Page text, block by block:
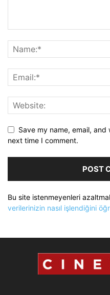
Save my name, email,
next time I comment.
Bu site istenmeyenleri
verilerinizin nasıl işlendiğini